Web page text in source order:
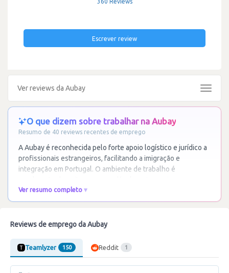
Escrever review
Ver reviews da Aubay
Toggle
O que dizem sobre trabalhar na Aubay
Resumo de 40 reviews recentes de emprego
A Aubay é reconhecida pelo forte apoio logístico e jurídico a
profissionais estrangeiros, facilitando a imigração e
integração em Portugal. O ambiente de trabalho é
Ver resumo completo
Reviews de emprego da Aubay
Teamlyzer 150 Reddit 1